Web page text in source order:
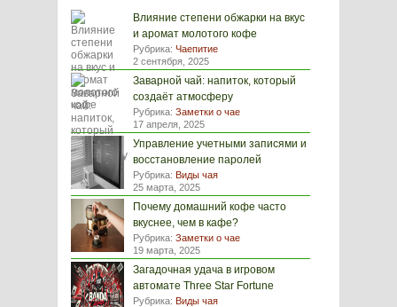
Влияние степени обжарки на вкус
и аромат молотого кофе
Рубрика: Чаепитие
2 сентября, 2025
Заварной чай: напиток, который
создаёт атмосферу
Рубрика: Заметки о чае
17 апреля, 2025
Управление учетными записями и
восстановление паролей
Рубрика: Виды чая
25 марта, 2025
Почему домашний кофе часто
вкуснее, чем в кафе?
Рубрика: Заметки о чае
19 марта, 2025
Загадочная удача в игровом
автомате Three Star Fortune
Рубрика: Виды чая